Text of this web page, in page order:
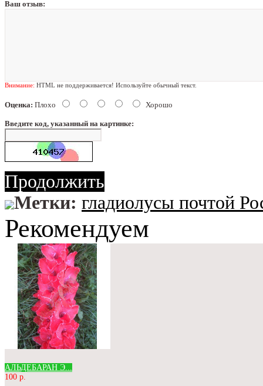
Ваш отзыв:
Внимание: HTML не поддерживается! Используйте обычный текст.
Оценка: Плохо Хорошо
Введите код, указанный на картинке:
Продолжить
Метки: гладиолусы почтой
Рекомендуем
АЛЬДЕБАРАН Э...
100 р.